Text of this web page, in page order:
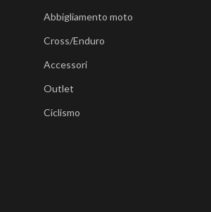
Abbigliamento moto
Cross/Enduro
Accessori
Outlet
Ciclismo